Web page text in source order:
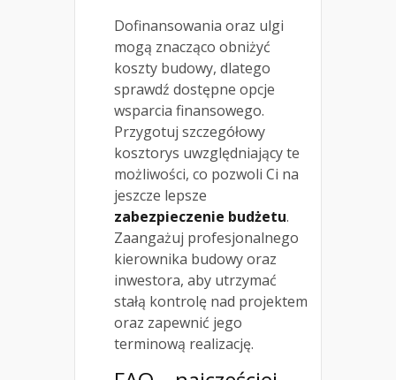
Dofinansowania oraz ulgi
mogą znacząco obniżyć
koszty budowy, dlatego
sprawdź dostępne opcje
wsparcia finansowego.
Przygotuj szczegółowy
kosztorys uwzględniający te
możliwości, co pozwoli Ci na
jeszcze lepsze
zabezpieczenie budżetu.
Zaangażuj profesjonalnego
kierownika budowy oraz
inwestora, aby utrzymać
stałą kontrolę nad projektem
oraz zapewnić jego
terminową realizację.